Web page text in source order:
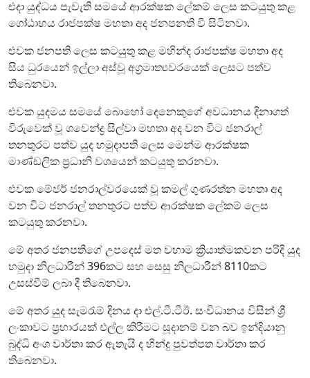
එදා යුද්ධය පැවැති සමයේ ආරක්ෂක ලේකම් ලෙස කටයුතු කළ
ගෝඨාභය රාජපක්ෂ මහතා අද ජනපනති වී සිටිනවා.
එවක ජනපති ලෙස කටයුතු කළ මහින්ද රාජපක්ෂ මහතා අද
සිය ධුරයෙන් ඉල්ලා අස්වූ අග්‍රමාත්‍යවරයෙක් ලෙසට පත්ව
තිබෙනවා.
එවක යුදමය සමයේ බොහෝ දෙනෙකුගේ අවධානය දිනාගත්
විරුවෙක් වූ ශවෙන්ද්‍ර සිල්වා මහතා අද වන විට ජනරාල්
තනතුරට පත්ව යුද හමුදාපති ලෙස මෙන්ම ආරක්ෂක
මාණ්ඩලික ප්‍රධානි වශයෙන් කටයුතු කරනවා.
එවක මේජර් ජනරාල්වරයෙක් වූ කමල් ගුණරත්න මහතා අද
වන විට ජනරාල් තනතුරට පත්ව ආරක්ෂක ලේකම් ලෙස
කටයුතු කරනවා.
මේ අතර ජනපතිගේ උපදෙස් මත වහාම ක්‍රියාත්මකවන පරිදි යුද
හමුදා නිලධාරීන් 396කට සහ සෙසු නිලධාරීන් 8110කට
උසස්වීම් ලබා දී තිබෙනවා.
මේ අතර යුද සැමරැම් දිනය දා එල්.ටී.ටීඊ. සංවිධානය විසින් ශ්‍රී
ලංකාවට ප්‍රහාරයක් එල්ල කිරීමට සූදානම් වන බව ඉන්දියානු
බුද්ධි අංශ වාර්තා කර ඇතැයි ද හින්දු පුවත්පත වාර්තා කර
තිබෙනවා.